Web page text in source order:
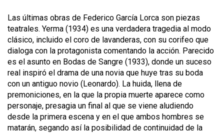
Las últimas obras de Federico García Lorca son piezas
teatrales. Yerma (1934) es una verdadera tragedia al modo
clásico, incluido el coro de lavanderas, con su corifeo que
dialoga con la protagonista comentando la acción. Parecido
es el asunto en Bodas de Sangre (1933), donde un suceso
real inspiró el drama de una novia que huye tras su boda
con un antiguo novio (Leonardo). La huida, llena de
premoniciones, en la que la propia muerte aparece como
personaje, presagia un final al que se viene aludiendo
desde la primera escena y en el que ambos hombres se
matarán, segando así la posibilidad de continuidad de la